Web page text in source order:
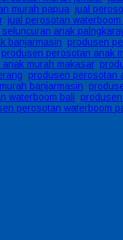
murah papua, jual
, jual perosotan
seluncuran anak
banjarmasin, produsen
produsen perosotan anak
murah makasar,
, produsen perosotan
banjarmasin,
waterboom bali,
perosotan waterboom